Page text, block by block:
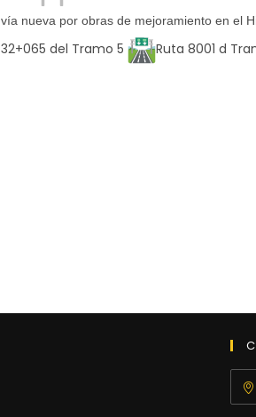
vía nueva por obras de mejoramiento en el
32+065 del Tramo 5
Ruta 8001 d